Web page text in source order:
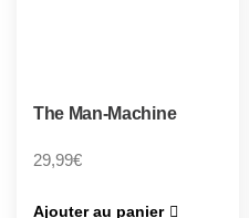
The Man-Machine
29,99€
Ajouter au panier